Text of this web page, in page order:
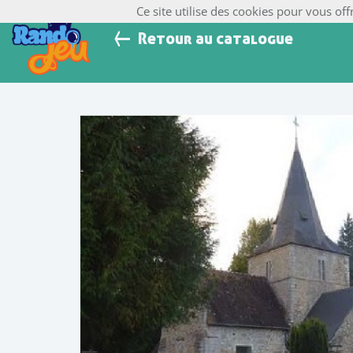
Retour au catalogue
Ce site utilise des cookies pour vous